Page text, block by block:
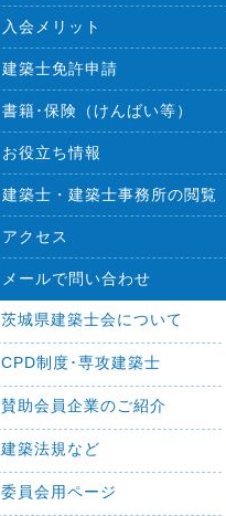
入会メリット
建築士免許申請
書籍･保険（けんばい等）
お役立ち情報
建築士・建築士事務所の閲覧
アクセス
メールで問い合わせ
茨城県建築士会について
CPD制度･専攻建築士
賛助会員企業のご紹介
建築法規など
委員会用ページ